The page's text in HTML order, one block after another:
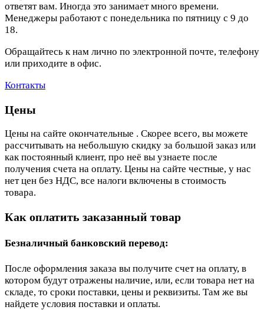
ответят вам. Иногда это занимает много времени.
Менеджеры работают с понедельника по пятницу с 9 до
18.
Обращайтесь к нам лично по электронной почте, телефону
или приходите в офис.
Контакты
Цены
Цены на сайте окончательные . Скорее всего, вы можете
рассчитывать на небольшую скидку за большой заказ или
как постоянный клиент, про неё вы узнаете после
получения счета на оплату. Цены на сайте честные, у нас
нет цен без НДС, все налоги включены в стоимость
товара.
Как оплатить заказанный товар
Безналичный банковский перевод:
После оформления заказа вы получите счет на оплату, в
котором будут отражены наличие, или, если товара нет на
складе, то сроки поставки, цены и реквизиты. Там же вы
найдете условия поставки и оплаты.